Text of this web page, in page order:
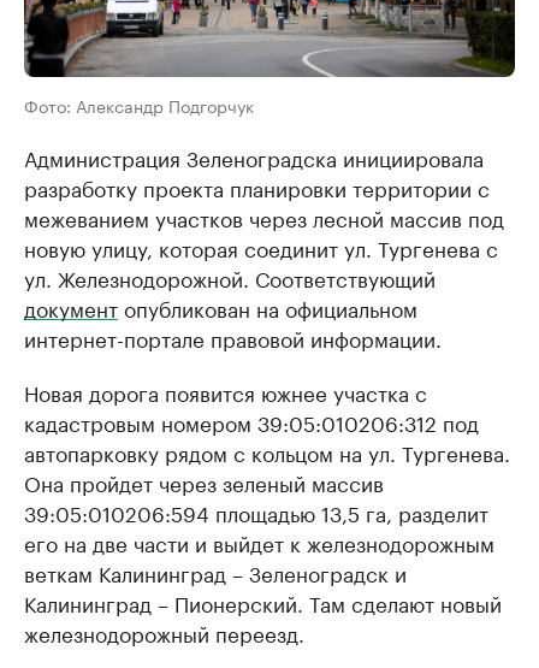
Фото: Александр Подгорчук
Администрация Зеленоградска инициировала
разработку проекта планировки территории с
межеванием участков через лесной массив под
новую улицу, которая соединит ул. Тургенева с
ул. Железнодорожной. Соответствующий
документопубликован на официальном
интернет-портале правовой информации.
Новая дорога появится южнее участка с
кадастровым номером 39:05:010206:312 под
автопарковку рядом с кольцом на ул. Тургенева.
Она пройдет через зеленый массив
39:05:010206:594 площадью 13,5 га, разделит
его на две части и выйдет к железнодорожным
веткам Калининград – Зеленоградск и
Калининград – Пионерский. Там сделают новый
железнодорожный переезд.